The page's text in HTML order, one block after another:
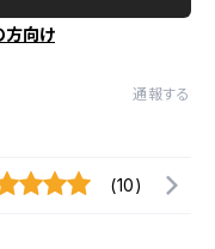
方向け
通報する
(10)